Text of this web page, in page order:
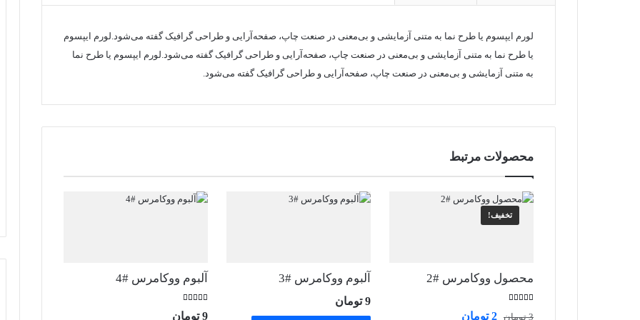
لورم ایپسوم یا طرح‌ نما به متنی آزمایشی و بی‌معنی در صنعت چاپ، صفحه‌آرایی و طراحی گرافیک گفته می‌شود.لورم ایپسوم
یا طرح‌ نما به متنی آزمایشی و بی‌معنی در صنعت چاپ، صفحه‌آرایی و طراحی گرافیک گفته می‌شود.لورم ایپسوم یا طرح‌ نما
به متنی آزمایشی و بی‌معنی در صنعت چاپ، صفحه‌آرایی و طراحی گرافیک گفته می‌شود.
محصولات مرتبط
تخفیف!
محصول ووکامرس #2
4.00
3 تومان
قیمت
2 تومان
آلبوم ووکامرس #3
9 تومان
آلبوم ووکامرس #4
5.00
9 تومان